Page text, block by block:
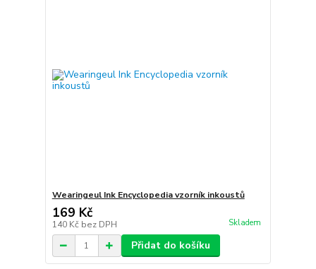
Wearingeul Ink Encyclopedia vzorník inkoustů
169 Kč
140 Kč bez DPH Skladem
Přidat do košíku